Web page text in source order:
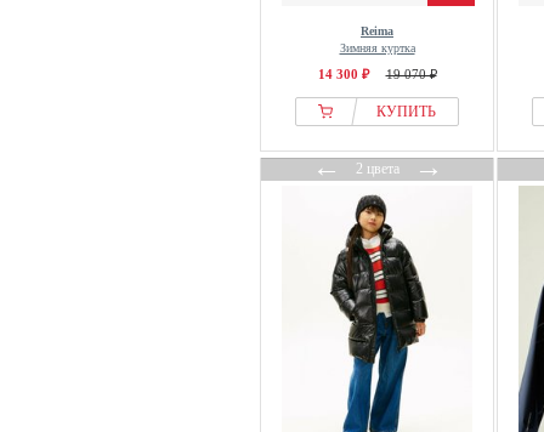
Reima
Зимняя куртка
14 300 ₽ 19 070 ₽
КУПИТЬ
←2 цвета→